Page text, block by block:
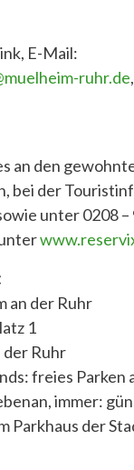
E-Mail:
ruhr.de
an den
bei der
unter 0208 –
an der Ruhr
1
der Ruhr
freies Parken
immer:
Parkhaus der